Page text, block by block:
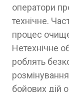
оператори
технічне.
процес
Нетехнічне
роблять
бойових дій